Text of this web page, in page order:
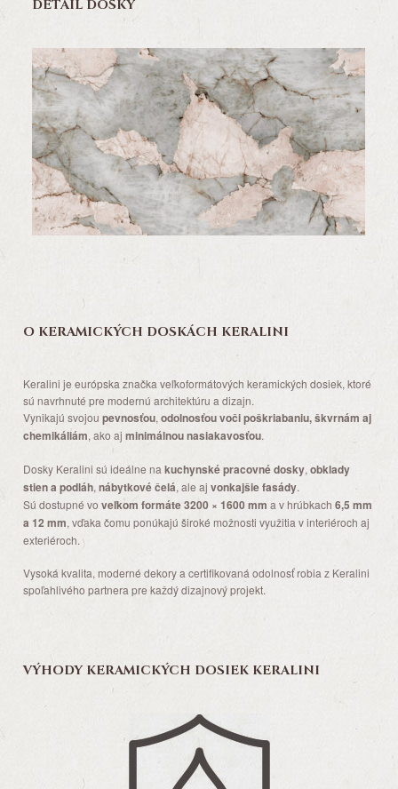
DETAIL DOSKY
O KERAMICKÝCH DOSKÁCH KERALINI
Keralini je európska značka veľkoformátových keramických dosiek, ktoré
sú navrhnuté pre modernú architektúru a dizajn.
Vynikajú svojoupevnosťou,odolnosťou voči poškriabaniu, škvrnám aj
chemikáliám, ako ajminimálnou nasiakavosťou.
Dosky Keralini sú ideálne nakuchynské pracovné dosky,obklady
stien a podláh,nábytkové čelá, ale ajvonkajšie fasády.
Sú dostupné voveľkom formáte 3200 × 1600 mm a v hrúbkach6,5 mm
a 12 mm, vďaka čomu ponúkajú široké možnosti využitia v interiéroch aj
exteriéroch.
Vysoká kvalita, moderné dekory a certifikovaná odolnosť robia z Keralini
spoľahlivého partnera pre každý dizajnový projekt.
VÝHODY KERAMICKÝCH DOSIEK KERALINI